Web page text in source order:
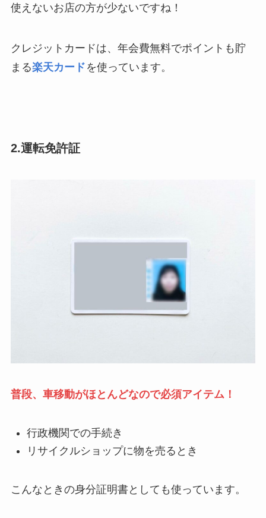
使えないお店の方が少ないですね！
クレジットカードは、年会費無料でポイントも貯
まる楽天カード を使っています。
2.運転免許証
普段、車移動がほとんどなので必須アイテム！
行政機関での手続き
リサイクルショップに物を売るとき
こんなときの身分証明書としても使っています。